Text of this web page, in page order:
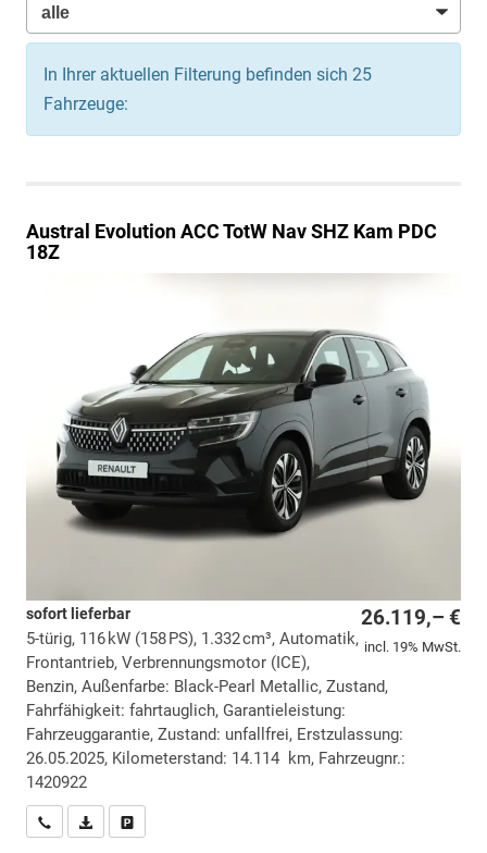
In Ihrer aktuellen Filterung befinden sich 25
Fahrzeuge:
Austral Evolution ACC TotW Nav SHZ Kam PDC
18Z
26.119,– €
incl. 19% MwSt.
sofort lieferbar
5-türig, 116 kW (158 PS), 1.332 cm³, Automatik,
Frontantrieb, Verbrennungsmotor (ICE),
Benzin, Außenfarbe: Black-Pearl Metallic, Zustand,
Fahrfähigkeit: fahrtauglich, Garantieleistung:
Fahrzeuggarantie, Zustand: unfallfrei, Erstzulassung:
26.05.2025, Kilometerstand: 14.114 km, Fahrzeugnr.:
1420922
Wir rufen Sie anPDF-Datei, Fahrzeugexposé drucken